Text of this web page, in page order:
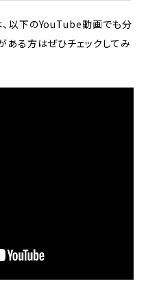
以下のYouTube動画でも分
ある方はぜひチェックしてみ